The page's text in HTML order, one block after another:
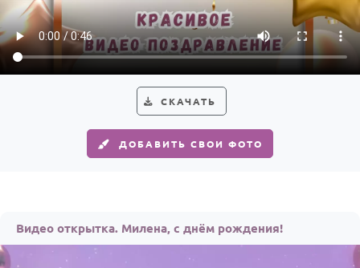
СКАЧАТЬ
ДОБАВИТЬ СВОИ ФОТО
Видео открытка. Милена, с днём рождения!